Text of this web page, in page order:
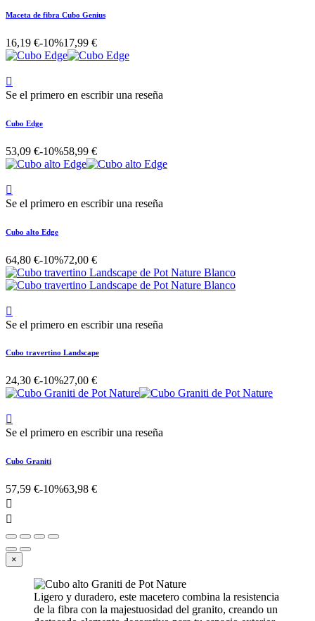
Maceta de fibra Cubo Genius
16,19 €-10%17,99 €

Se el primero en escribir una reseña
Cubo Edge
53,09 €-10%58,99 €

Se el primero en escribir una reseña
Cubo alto Edge
64,80 €-10%72,00 €

Se el primero en escribir una reseña
Cubo travertino Landscape
24,30 €-10%27,00 €

Se el primero en escribir una reseña
Cubo Graniti
57,59 €-10%63,98 €


×
Ligero y duradero, este macetero combina la resistencia
de la fibra con la majestuosidad del granito, creando un